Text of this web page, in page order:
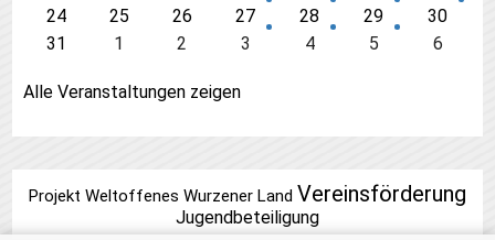
24
25 26 27 28 29
30
31
1 2 3 4 5 6
Alle Veranstaltungen zeigen
Projekt Weltoffenes Wurzener Land Vereinsförderung
Jugendbeteiligung